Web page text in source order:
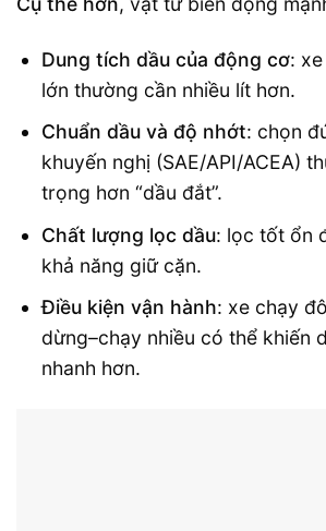
Dung tích dầu của động cơ:
lớn thường cần nhiều lít hơn.
Chuẩn dầu và độ nhớt: chọn
khuyến nghị (SAE/API/ACEA)
trọng hơn “dầu đắt”.
Chất lượng lọc dầu: lọc tốt ổn
khả năng giữ cặn.
Điều kiện vận hành: xe chạy
dừng–chạy nhiều có thể khiến
nhanh hơn.